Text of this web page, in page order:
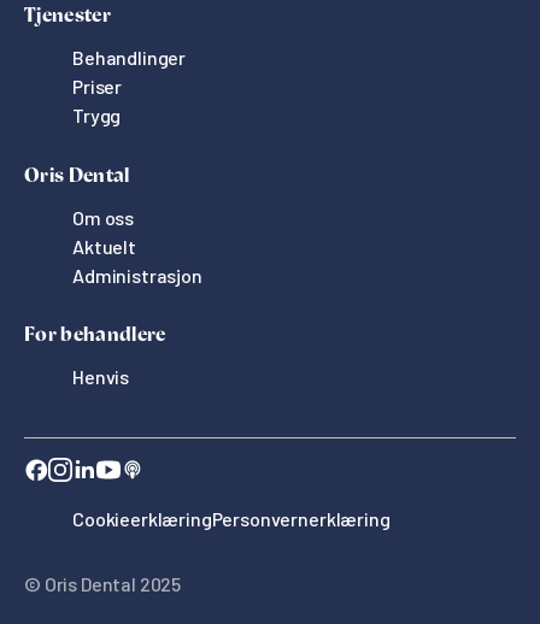
Tjenester
Behandlinger
Priser
Trygg
Oris Dental
Om oss
Aktuelt
Administrasjon
For behandlere
Henvis
CookieerklæringPersonvernerklæring
© Oris Dental 2025